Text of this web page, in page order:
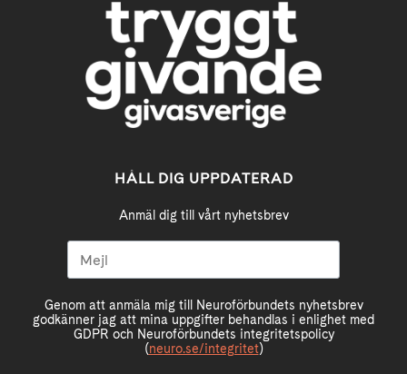
HÅLL DIG UPPDATERAD
Anmäl dig till vårt nyhetsbrev
Genom att anmäla mig till Neuroförbundets nyhetsbrev
godkänner jag att mina uppgifter behandlas i enlighet med
GDPR och Neuroförbundets integritetspolicy
(neuro.se/integritet)